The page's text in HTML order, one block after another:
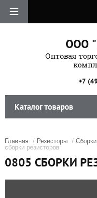
ООО
Оптовая
+7
Каталог товаров
Главная / Резисторы /
сборки резисторов
0805 СБОРКИ